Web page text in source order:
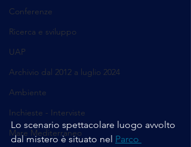
Conferenze
Ricerca e sviluppo
UAP
Archivio dal 2012 a luglio 2024
Ambiente
Inchieste - Interviste
Mare Mediterraneo
Lo scenario spettacolare luogo avvolto
dal mistero è situato nel Parco